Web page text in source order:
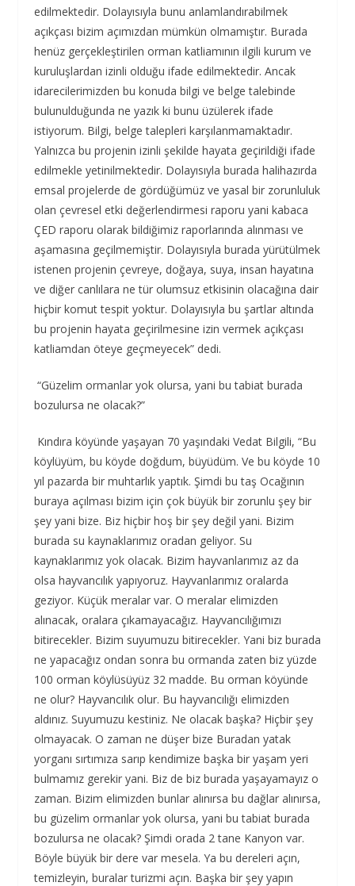
edilmektedir. Dolayısıyla bunu anlamlandırabilmek
açıkçası bizim açımızdan mümkün olmamıştır. Burada
henüz gerçekleştirilen orman katliamının ilgili kurum ve
kuruluşlardan izinli olduğu ifade edilmektedir. Ancak
idarecilerimizden bu konuda bilgi ve belge talebinde
bulunulduğunda ne yazık ki bunu üzülerek ifade
istiyorum. Bilgi, belge talepleri karşılanmamaktadır.
Yalnızca bu projenin izinli şekilde hayata geçirildiği ifade
edilmekle yetinilmektedir. Dolayısıyla burada halihazırda
emsal projelerde de gördüğümüz ve yasal bir zorunluluk
olan çevresel etki değerlendirmesi raporu yani kabaca
ÇED raporu olarak bildiğimiz raporlarında alınması ve
aşamasına geçilmemiştir. Dolayısıyla burada yürütülmek
istenen projenin çevreye, doğaya, suya, insan hayatına
ve diğer canlılara ne tür olumsuz etkisinin olacağına dair
hiçbir komut tespit yoktur. Dolayısıyla bu şartlar altında
bu projenin hayata geçirilmesine izin vermek açıkçası
katliamdan öteye geçmeyecek” dedi.
“Güzelim ormanlar yok olursa, yani bu tabiat burada
bozulursa ne olacak?”
Kındıra köyünde yaşayan 70 yaşındaki Vedat Bilgili, “Bu
köylüyüm, bu köyde doğdum, büyüdüm. Ve bu köyde 10
yıl pazarda bir muhtarlık yaptık. Şimdi bu taş Ocağının
buraya açılması bizim için çok büyük bir zorunlu şey bir
şey yani bize. Biz hiçbir hoş bir şey değil yani. Bizim
burada su kaynaklarımız oradan geliyor. Su
kaynaklarımız yok olacak. Bizim hayvanlarımız az da
olsa hayvancılık yapıyoruz. Hayvanlarımız oralarda
geziyor. Küçük meralar var. O meralar elimizden
alınacak, oralara çıkamayacağız. Hayvancılığımızı
bitirecekler. Bizim suyumuzu bitirecekler. Yani biz burada
ne yapacağız ondan sonra bu ormanda zaten biz yüzde
100 orman köylüsüyüz 32 madde. Bu orman köyünde
ne olur? Hayvancılık olur. Bu hayvancılığı elimizden
aldınız. Suyumuzu kestiniz. Ne olacak başka? Hiçbir şey
olmayacak. O zaman ne düşer bize Buradan yatak
yorganı sırtımıza sarıp kendimize başka bir yaşam yeri
bulmamız gerekir yani. Biz de biz burada yaşayamayız o
zaman. Bizim elimizden bunlar alınırsa bu dağlar alınırsa,
bu güzelim ormanlar yok olursa, yani bu tabiat burada
bozulursa ne olacak? Şimdi orada 2 tane Kanyon var.
Böyle büyük bir dere var mesela. Ya bu dereleri açın,
temizleyin, buralar turizmi açın. Başka bir şey yapın